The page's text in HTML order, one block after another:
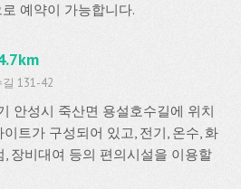
예약이 가능합니다.
131-42
안성시 죽산면 용설호수길에 위치
트가 구성되어 있고, 전기, 온수, 화
, 장비대여 등의 편의시설을 이용할